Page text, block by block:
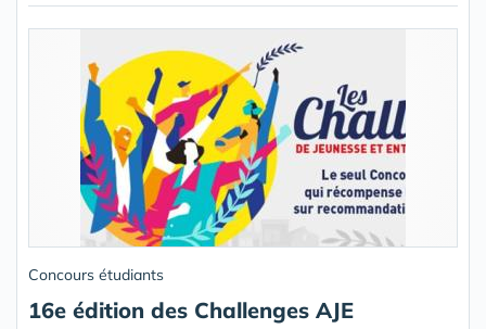
Concours étudiants
16e édition des Challenges AJE